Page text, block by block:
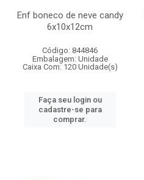
Enf boneco de neve candy
6x10x12cm
Código: 844846
Embalagem: Unidade
Caixa Com: 120 Unidade(s)
Faça seu login ou
cadastre-se para
comprar.